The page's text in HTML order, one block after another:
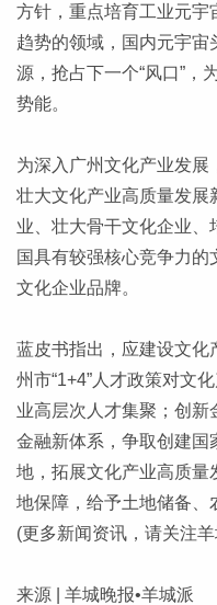
方针，重点培育工业元宇
趋势的领域，国内元宇宙
源，抢占下一个“风口”，
势能。
为深入广州文化产业发展
壮大文化产业高质量发展
业、壮大骨干文化企业、
国具有较强核心竞争力的
文化企业品牌。
蓝皮书指出，应建设文化
州市“1+4”人才政策对文
业高层次人才集聚；创新
金融新体系，争取创建国
地，拓展文化产业高质量
地保障，给予土地储备、
(更多新闻资讯，请关注
来源 | 羊城晚报•羊城派